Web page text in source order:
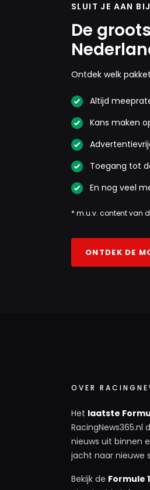
SLUIT JE AAN BIJ
De
Ontdek welk
Altijd
Kans maken
Toegang tot
En nog veel
* m.u.v. content van
ONTDEK DE
OVER
Het laatste
RacingNews365.nl
nieuws uit binnen
jacht naar nieuwe
Bekijk de Formule